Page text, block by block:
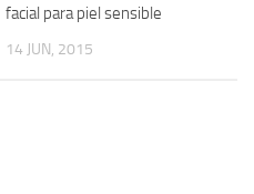
facial para piel sensible
14 JUN, 2015